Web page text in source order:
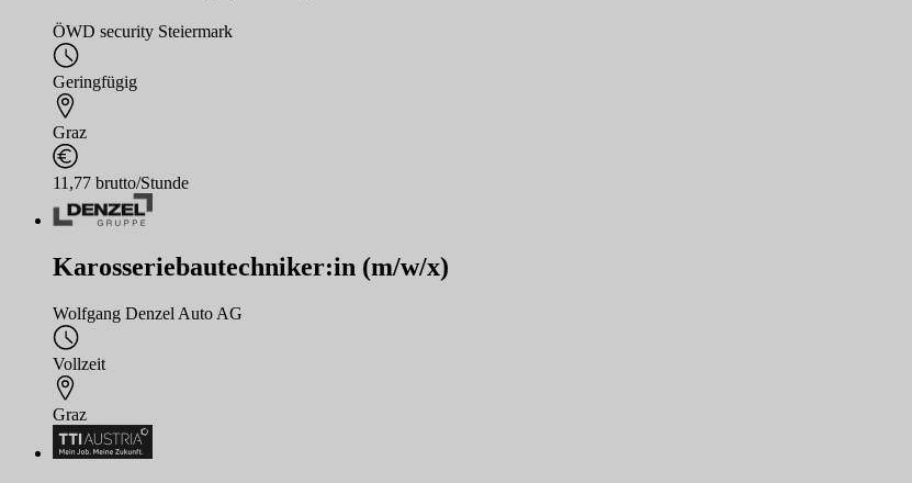
ÖWD security Steiermark
Geringfügig
Graz
11,77 brutto/Stunde
Karosseriebautechniker:in (m/w/x)
Wolfgang Denzel Auto AG
Vollzeit
Graz